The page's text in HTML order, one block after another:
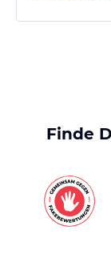
Finde